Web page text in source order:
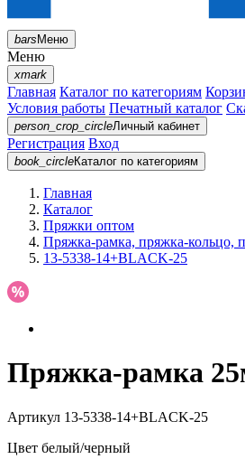
barsМеню
Меню
xmark
Главная Каталог по категориям
Условия работы Печатный каталог
person_crop_circleЛичный кабинет
Регистрация Вход
book_circleКаталог по категориям
Главная
Каталог
Пряжки оптом
Пряжка-рамка, пряжка-кольцо,
13-5338-14+BLACK-25
Пряжка-рамка
Артикул 13-5338-14+BLACK-25
Цвет белый/черный